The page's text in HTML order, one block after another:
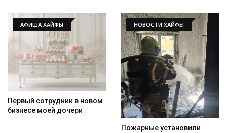
АФИША ХАЙФЫ
Первый сотрудник в новом
бизнесе моей дочери
НОВОСТИ ХАЙФЫ
Пожарные установили